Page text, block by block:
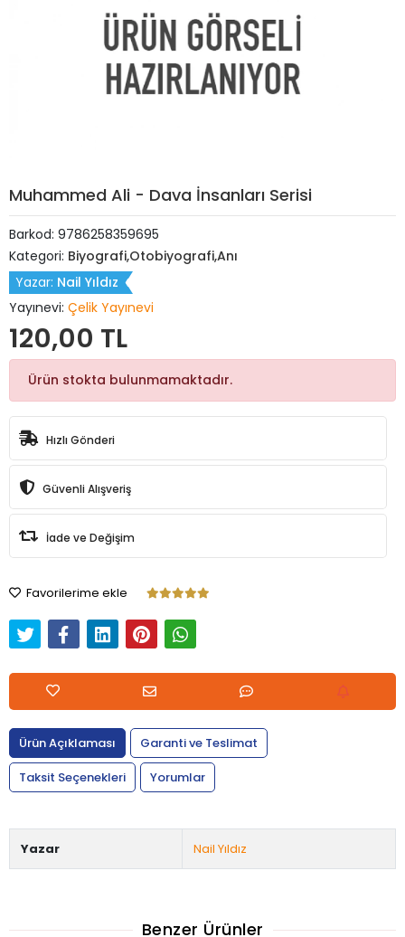
Muhammed Ali - Dava İnsanları Serisi
Barkod: 9786258359695
Kategori: Biyografi,Otobiyografi,Anı
Yazar: Nail Yıldız
Yayınevi: Çelik Yayınevi
120,00 TL
Ürün stokta bulunmamaktadır.
Hızlı Gönderi
Güvenli Alışveriş
İade ve Değişim
Favorilerime ekle
Ürün Açıklaması
Garanti ve Teslimat
Taksit Seçenekleri
Yorumlar
Yazar Nail Yıldız
Benzer Ürünler